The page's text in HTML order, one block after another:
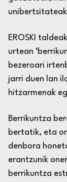
EROSKI
urtean
bezeroari
jarri duen lan
hitzarmenak
Berrikuntza
bertatik, eta
denbora
erantzunik
berrikuntza